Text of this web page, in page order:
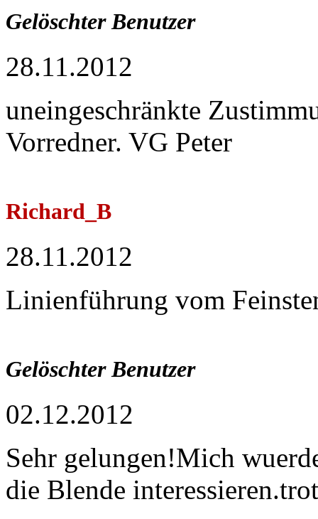
Gelöschter Benutzer
28.11.2012
uneingeschränkte
Vorredner. VG Peter
Richard_B
28.11.2012
Linienführung vom
Gelöschter Benutzer
02.12.2012
Sehr gelungen!Mich
die Blende